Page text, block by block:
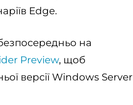
Edge.
на
Preview, щоб
версії Windows Server